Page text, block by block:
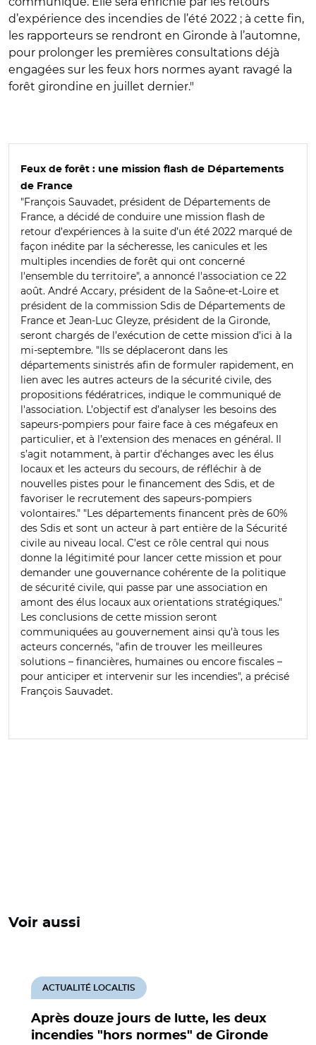
d’expérience des incendies de l’été 2022 ; à cette fin,
les rapporteurs se rendront en Gironde à l’automne,
pour prolonger les premières consultations déjà
engagées sur les feux hors normes ayant ravagé la
forêt girondine en juillet dernier."
Feux de forêt : une mission flash de Départements
de France
"François Sauvadet, président de Départements de
France, a décidé de conduire une mission flash de
retour d’expériences à la suite d’un été 2022 marqué de
façon inédite par la sécheresse, les canicules et les
multiples incendies de forêt qui ont concerné
l'ensemble du territoire", a annoncé l'association ce 22
août. André Accary, président de la Saône-et-Loire et
président de la commission Sdis de Départements de
France et Jean-Luc Gleyze, président de la Gironde,
seront chargés de l’exécution de cette mission d’ici à la
mi-septembre. "Ils se déplaceront dans les
départements sinistrés afin de formuler rapidement, en
lien avec les autres acteurs de la sécurité civile, des
propositions fédératrices, indique le communiqué de
l'association. L’objectif est d’analyser les besoins des
sapeurs-pompiers pour faire face à ces mégafeux en
particulier, et à l’extension des menaces en général. Il
s’agit notamment, à partir d’échanges avec les élus
locaux et les acteurs du secours, de réfléchir à de
nouvelles pistes pour le financement des Sdis, et de
favoriser le recrutement des sapeurs-pompiers
volontaires." "Les départements financent près de 60%
des Sdis et sont un acteur à part entière de la Sécurité
civile au niveau local. C’est ce rôle central qui nous
donne la légitimité pour lancer cette mission et pour
demander une gouvernance cohérente de la politique
de sécurité civile, qui passe par une association en
amont des élus locaux aux orientations stratégiques."
Les conclusions de cette mission seront
communiquées au gouvernement ainsi qu’à tous les
acteurs concernés, "afin de trouver les meilleures
solutions – financières, humaines ou encore fiscales –
pour anticiper et intervenir sur les incendies", a précisé
François Sauvadet.
Voir aussi
Après douze jours de lutte, les deux
incendies "hors normes" de Gironde
ACTUALITÉ LOCALTIS